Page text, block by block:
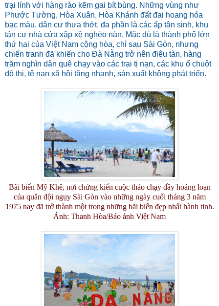
trại lính với hàng rào kẽm gai bít bùng. Những vùng như
Phước Tường, Hòa Xuân, Hòa Khánh đất đai hoang hóa
bạc màu, dân cư thưa thớt, đa phần là các ấp tân sinh, khu
tản cư nhà cửa xập xệ nghèo nàn. Mặc dù là thành phố lớn
thứ hai của Việt Nam cộng hòa, chỉ sau Sài Gòn, nhưng
chiến tranh đã khiến cho Đà Nẵng trở nên điêu tàn, hàng
trăm nghìn dân quê chạy vào các trại tị nạn, các khu ổ chuột
đô thị, tệ nạn xã hội tăng nhanh, sản xuất không phát triển.
Bãi biển Mỹ Khê, nơi chứng kiến cuộc tháo chạy đầy hoảng loạn
của quân đội ngụy Sài Gòn vào những ngày cuối tháng 3 năm
1975 nay đã trở thành một trong những bãi biển đẹp nhất hành tinh.
Ảnh: Thanh Hòa/Báo ảnh Việt Nam